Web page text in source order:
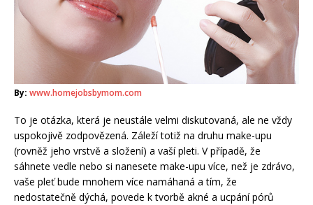
By: www.homejobsbymom.com
To je otázka, která je neustále velmi diskutovaná, ale ne vždy
uspokojivě zodpovězená. Záleží totiž na druhu make-upu
(rovněž jeho vrstvě a složení) a vaší pleti. V případě, že
sáhnete vedle nebo si nanesete make-upu více, než je zdrávo,
vaše pleť bude mnohem více namáhaná a tím, že
nedostatečně dýchá, povede k tvorbě akné a ucpání pórů